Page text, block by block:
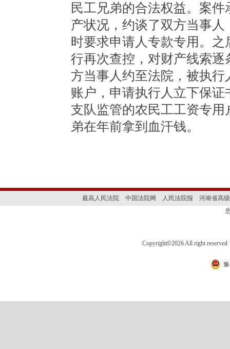
民工兄弟的合法权益。案
产状况，约谈了双方当事
时要求申请人专款专用。
行再次查控，对财产线索
方当事人约至法院，被执
账户，申请执行人立下保
支队监管的农民工工资专
弟在年前拿到血汗钱。
最高人民法院 中国法院网 人民法院报
河南省高
Copyright©2026 All right